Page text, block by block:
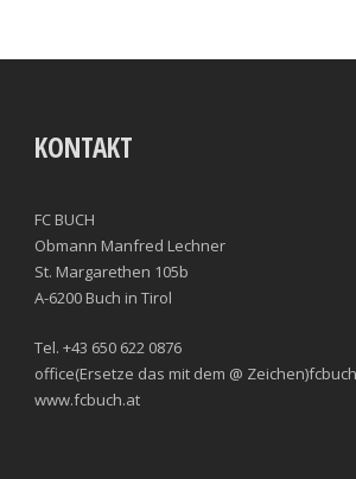
KONTAKT
FC BUCH
Obmann Manfred Lechner
St. Margarethen 105b
A-6200 Buch in Tirol
Tel. +43 650 622 0876
office(Ersetze das mit dem @
www.fcbuch.at